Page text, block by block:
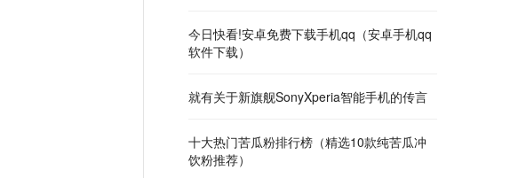
今日快看!安卓免费下载手机qq（安卓手机qq
软件下载）
就有关于新旗舰SonyXperia智能手机的传言
十大热门苦瓜粉排行榜（精选10款纯苦瓜冲
饮粉推荐）